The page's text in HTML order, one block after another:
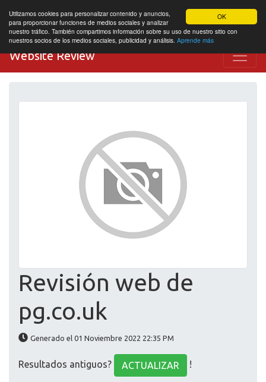
OK
Utilizamos cookies para personalizar contenido y anuncios,
para proporcionar funciones de medios sociales y analizar
nuestro tráfico. También compartimos información sobre su uso de nuestro sitio con
nuestros socios de los medios sociales, publicidad y análisis. Aprende más
Website Review
Revisión web de
pg.co.uk
Generado el 01 Noviembre 2022 22:35 PM
Resultados antiguos? ACTUALIZAR !